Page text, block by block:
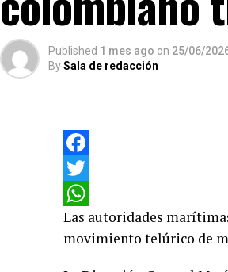
Published 1 mes ago on 25/06/
BySala de redacción
Facebook
Twitter
WhatsApp
Las autoridades
movimiento telúrico de